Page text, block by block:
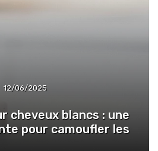
12/06/2025
cheveux blancs : une
pour camoufler les